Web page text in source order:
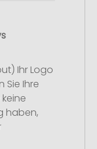
Ihr Logo
Sie Ihre
haben,